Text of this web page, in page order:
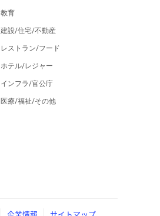
教育
建設/住宅/不動産
レストラン/フード
ホテル/レジャー
インフラ/官公庁
医療/福祉/その他